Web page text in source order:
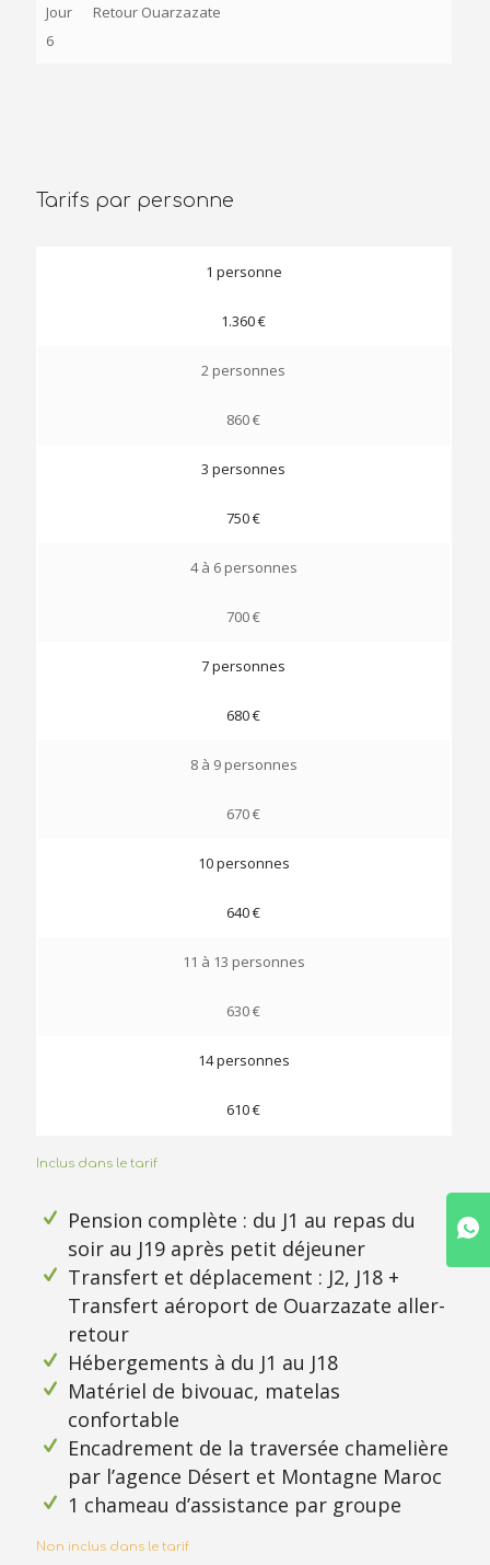
Jour
6
Retour Ouarzazate
Tarifs par personne
1 personne
1.360 €
2 personnes
860 €
3 personnes
750 €
4 à 6 personnes
700 €
7 personnes
680 €
8 à 9 personnes
670 €
10 personnes
640 €
11 à 13 personnes
630 €
14 personnes
610 €
Inclus dans le tarif
Pension complète : du J1 au repas du
soir au J19 après petit déjeuner
Transfert et déplacement : J2, J18 +
Transfert aéroport de Ouarzazate aller-
retour
Hébergements à du J1 au J18
Matériel de bivouac, matelas
confortable
Encadrement de la traversée chamelière
par l’agence Désert et Montagne Maroc
1 chameau d’assistance par groupe
Non inclus dans le tarif